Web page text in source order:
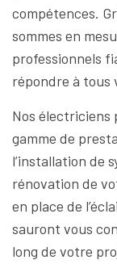
compétences.
sommes en
professionnels
répondre à tous
Nos électriciens
gamme de
l’installation de
rénovation de
en place de
sauront vous
long de votre